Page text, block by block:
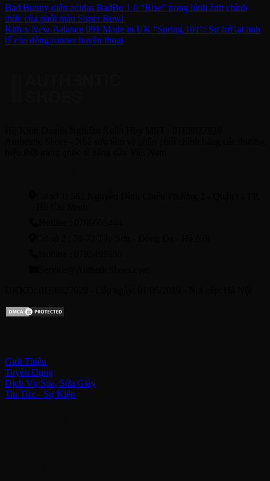
Bad Bunny diện adidas BadBo 1.0 “Rise” trong hình ảnh chính
thức của phối màu Super Bowl
Kith x New Balance 991 Made in UK “Spring 101”: Sự trở lại tinh
tế của dòng runner huyền thoại
Giới Thiệu
Tuyển Dụng
Dịch Vụ Spa, Sửa Giày
Tin Tức - Sự Kiện